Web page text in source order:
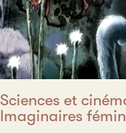
Sciences et
Imaginaires